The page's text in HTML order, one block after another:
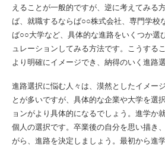
えることが一般的ですが、逆に考えてみる
ば、就職するならば○○株式会社、専門学校
ば○○大学など、具体的な進路をいくつか選
ュレーションしてみる方法です。こうする
より明確にイメージでき、納得のいく進路
進路選択に悩む人々は、漠然としたイメー
とが多いですが、具体的な企業や大学を選
ョンがより具体的になるでしょう。進学か
個人の選択です。卒業後の自分を思い描き
がら、進路を決定しましょう。最初から進